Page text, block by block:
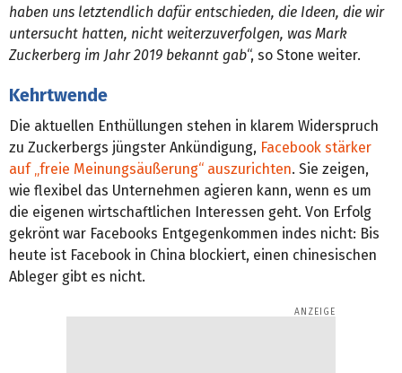
haben uns letztendlich dafür entschieden, die Ideen, die wir
untersucht hatten, nicht weiterzuverfolgen, was Mark
Zuckerberg im Jahr 2019 bekannt gab“, so Stone weiter.
Kehrtwende
Die aktuellen Enthüllungen stehen in klarem Widerspruch
zu Zuckerbergs jüngster Ankündigung, Facebook stärker
auf „freie Meinungsäußerung“ auszurichten. Sie zeigen,
wie flexibel das Unternehmen agieren kann, wenn es um
die eigenen wirtschaftlichen Interessen geht. Von Erfolg
gekrönt war Facebooks Entgegenkommen indes nicht: Bis
heute ist Facebook in China blockiert, einen chinesischen
Ableger gibt es nicht.